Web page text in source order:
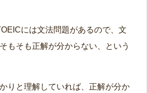
には文法問題があるので、文
もそも正解が分からない、という
りと理解していれば、正解が分か